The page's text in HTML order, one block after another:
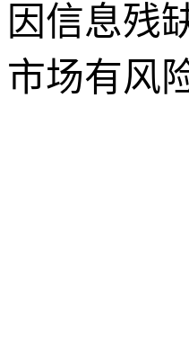
因信息残
市场有风